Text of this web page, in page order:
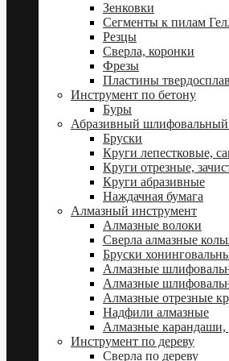
Зенковки
Сегменты к пилам
Резцы
Сверла, коронки
Фрезы
Пластины
Инструмент по бетону
Буры
Абразивный шлифовальный
Бруски
Круги лепестковые,
Круги отрезные,
Круги абразивные
Наждачная бумага
Алмазный инструмент
Алмазные волоки
Сверла алмазные
Бруски
Алмазные
Алмазные
Алмазные отрезные
Надфили алмазные
Алмазные
Инструмент по дереву
Сверла по дереву